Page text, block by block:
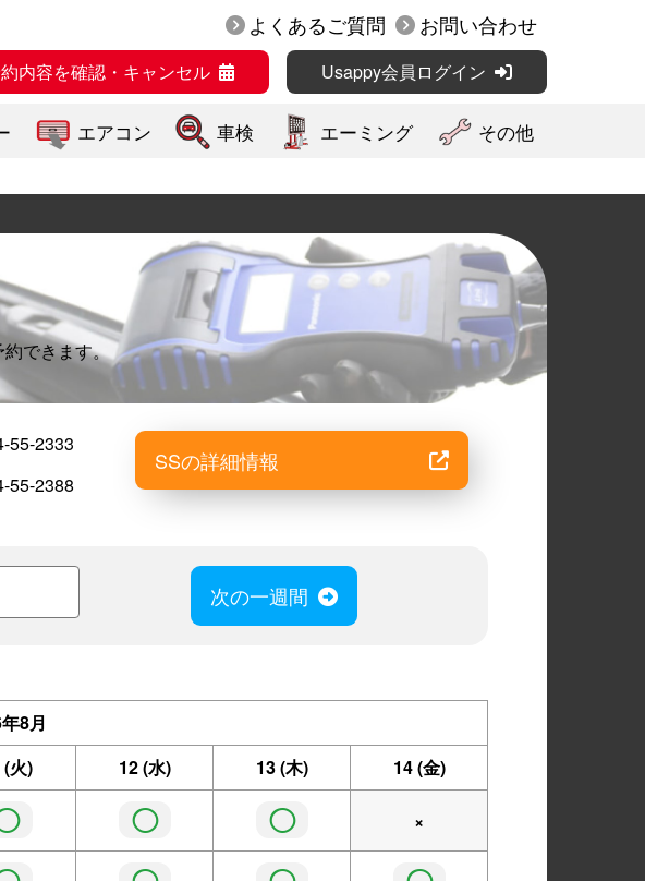
よくあるご質問 お問い合わせ
内容を確認・キャンセル Usappy会員ログイン
エアコン 車検 エーミング その他
できます。
55-2333
55-2388
SSの詳細情報
次の一週間
8月
(火) 12(水) 13(木) 14(金)
◯ ◯ ×